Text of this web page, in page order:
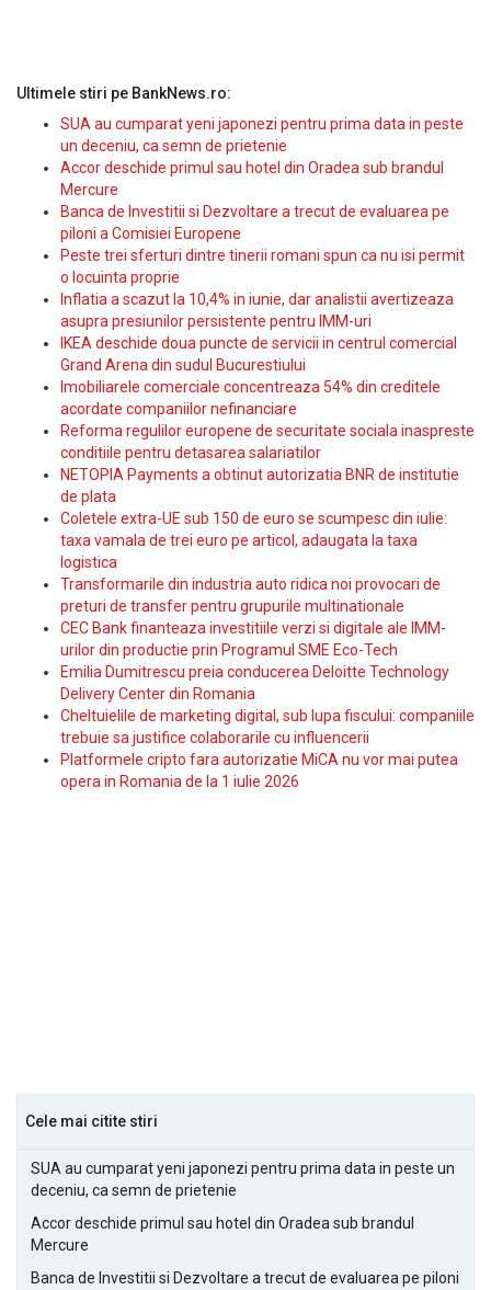
Ultimele stiri pe BankNews.ro:
SUA au cumparat yeni japonezi pentru prima data in peste
un deceniu, ca semn de prietenie
Accor deschide primul sau hotel din Oradea sub brandul
Mercure
Banca de Investitii si Dezvoltare a trecut de evaluarea pe
piloni a Comisiei Europene
Peste trei sferturi dintre tinerii romani spun ca nu isi permit
o locuinta proprie
Inflatia a scazut la 10,4% in iunie, dar analistii avertizeaza
asupra presiunilor persistente pentru IMM-uri
IKEA deschide doua puncte de servicii in centrul comercial
Grand Arena din sudul Bucurestiului
Imobiliarele comerciale concentreaza 54% din creditele
acordate companiilor nefinanciare
Reforma regulilor europene de securitate sociala inaspreste
conditiile pentru detasarea salariatilor
NETOPIA Payments a obtinut autorizatia BNR de institutie
de plata
Coletele extra-UE sub 150 de euro se scumpesc din iulie:
taxa vamala de trei euro pe articol, adaugata la taxa
logistica
Transformarile din industria auto ridica noi provocari de
preturi de transfer pentru grupurile multinationale
CEC Bank finanteaza investitiile verzi si digitale ale IMM-
urilor din productie prin Programul SME Eco-Tech
Emilia Dumitrescu preia conducerea Deloitte Technology
Delivery Center din Romania
Cheltuielile de marketing digital, sub lupa fiscului: companiile
trebuie sa justifice colaborarile cu influencerii
Platformele cripto fara autorizatie MiCA nu vor mai putea
opera in Romania de la 1 iulie 2026
Cele mai citite stiri
SUA au cumparat yeni japonezi pentru prima data in peste un
deceniu, ca semn de prietenie
Accor deschide primul sau hotel din Oradea sub brandul
Mercure
Banca de Investitii si Dezvoltare a trecut de evaluarea pe piloni